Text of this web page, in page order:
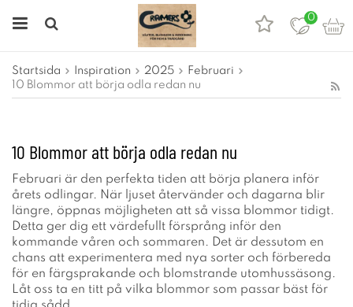
0
Startsida Inspiration 2025
Februari
10 Blommor att börja odla redan nu
10 Blommor att börja odla redan nu
Februari är den perfekta tiden att börja planera inför
årets odlingar. När ljuset återvänder och dagarna blir
längre, öppnas möjligheten att så vissa blommor tidigt.
Detta ger dig ett värdefullt försprång inför den
kommande våren och sommaren. Det är dessutom en
chans att experimentera med nya sorter och förbereda
för en färgsprakande och blomstrande utomhussäsong.
Låt oss ta en titt på vilka blommor som passar bäst för